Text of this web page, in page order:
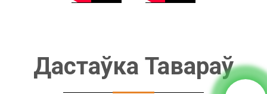
Дастаўка Тавараў